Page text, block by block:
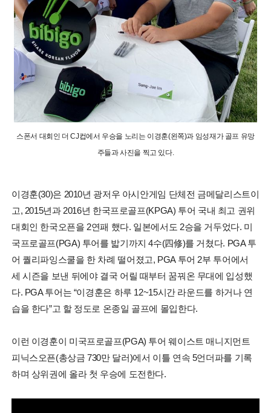
스폰서 대회인 더 CJ컵에서 우승을 노리는 이경훈(왼쪽)과 임성재가 골프 유망
주들과 사진을 찍고 있다.
이경훈(30)은 2010년 광저우 아시안게임 단체전 금메달리스트이
고, 2015년과 2016년 한국프로골프(KPGA) 투어 국내 최고 권위
대회인 한국오픈을 2연패 했다. 일본에서도 2승을 거두었다. 미
국프로골프(PGA) 투어를 밟기까지 4수(四修)를 거쳤다. PGA 투
어 퀄리파잉스쿨을 한 차례 떨어졌고, PGA 투어 2부 투어에서
세 시즌을 보낸 뒤에야 결국 어릴 때부터 꿈꿔온 무대에 입성했
다. PGA 투어는 “이경훈은 하루 12~15시간 라운드를 하거나 연
습을 한다”고 할 정도로 온종일 골프에 몰입한다.
이런 이경훈이 미국프로골프(PGA) 투어 웨이스트 매니지먼트
피닉스오픈(총상금 730만 달러)에서 이틀 연속 5언더파를 기록
하며 상위권에 올라 첫 우승에 도전한다.